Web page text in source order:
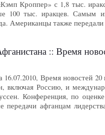
Кроппер» с 1,8 тыс.
тыс. иракцев. Самым
Американцы также
:: Время
Время новостей
включая Россию, и
Конференция, по
афганцам